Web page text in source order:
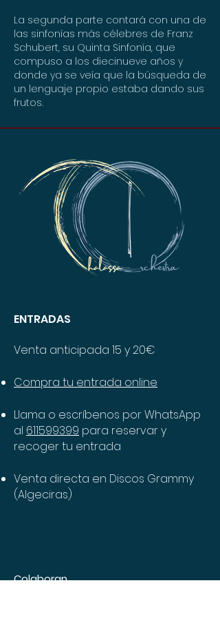
La segunda parte contará con una de
las sinfonías más célebres de Franz
Schubert, su Quinta Sinfonía, que
compuso a los diecinueve años y
donde ya se veía que la búsqueda de
un lenguaje propio estaba dando sus
frutos.
ENTRADAS
Venta anticipada 15 y 20€
Compra tu entrada online
Llama o escríbenos por WhatsApp
al 611599399 para reservar y
recoger tu entrada
Venta directa en Discos Grammy
(Algeciras)
Colaboran